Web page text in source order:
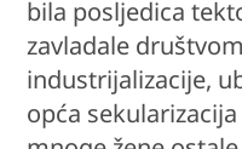
bila posljedica
zavladale
industrijalizacije,
opća